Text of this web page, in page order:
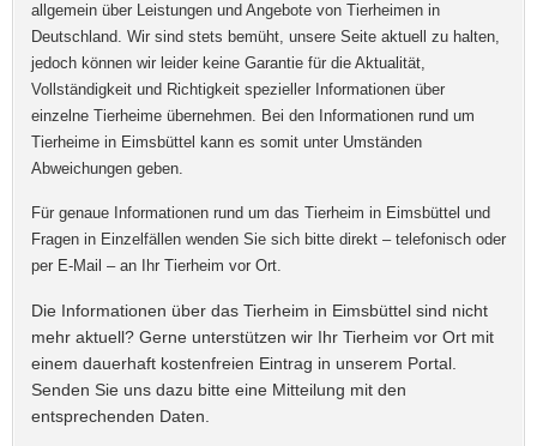
Mit Absenden der Daten akzeptiere ich die
AGB`s.
ABSENDEN
E-Mail*
Name des Tierheims *
Adresse *
allgemein über Leistungen und Angebote von Tierheimen in
Deutschland. Wir sind stets bemüht, unsere Seite aktuell zu halten,
jedoch können wir leider keine Garantie für die Aktualität,
Vollständigkeit und Richtigkeit spezieller Informationen über
einzelne Tierheime übernehmen. Bei den Informationen rund um
Tierheime in Eimsbüttel kann es somit unter Umständen
Abweichungen geben.
Für genaue Informationen rund um das Tierheim in Eimsbüttel und
Fragen in Einzelfällen wenden Sie sich bitte direkt – telefonisch oder
per E-Mail – an Ihr Tierheim vor Ort.
Die Informationen über das Tierheim in Eimsbüttel sind nicht
mehr aktuell? Gerne unterstützen wir Ihr Tierheim vor Ort mit
einem dauerhaft kostenfreien Eintrag in unserem Portal.
Senden Sie uns dazu bitte eine Mitteilung mit den
entsprechenden Daten.